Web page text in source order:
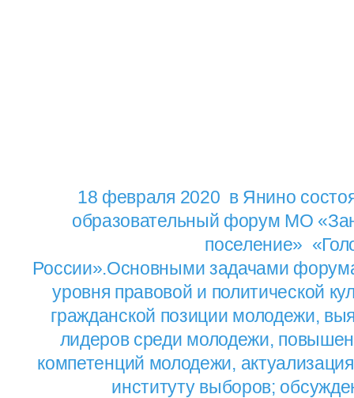
18 февраля 2020 в Янино
образовательный форум МО
поселение»
России».Основными задачами
уровня правовой и политической
гражданской позиции молодежи,
лидеров среди молодежи,
компетенций молодежи,
институту выборов;